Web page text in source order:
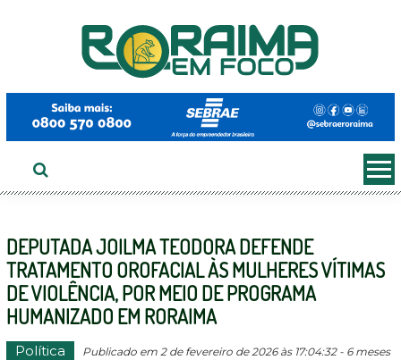
DEPUTADA JOILMA TEODORA DEFENDE
TRATAMENTO OROFACIAL ÀS MULHERES VÍTIMAS
DE VIOLÊNCIA, POR MEIO DE PROGRAMA
HUMANIZADO EM RORAIMA
Política
Publicado em 2 de fevereiro de 2026 às 17:04:32 - 6 meses